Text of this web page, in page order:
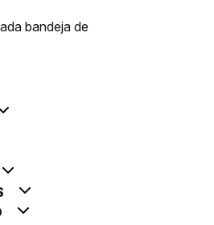
bandeja de